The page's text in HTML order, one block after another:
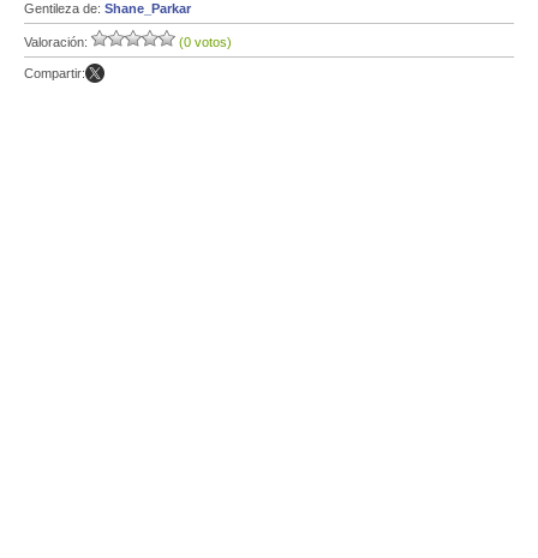
Gentileza de: Shane_Parkar
Valoración: (0 votos)
Compartir: